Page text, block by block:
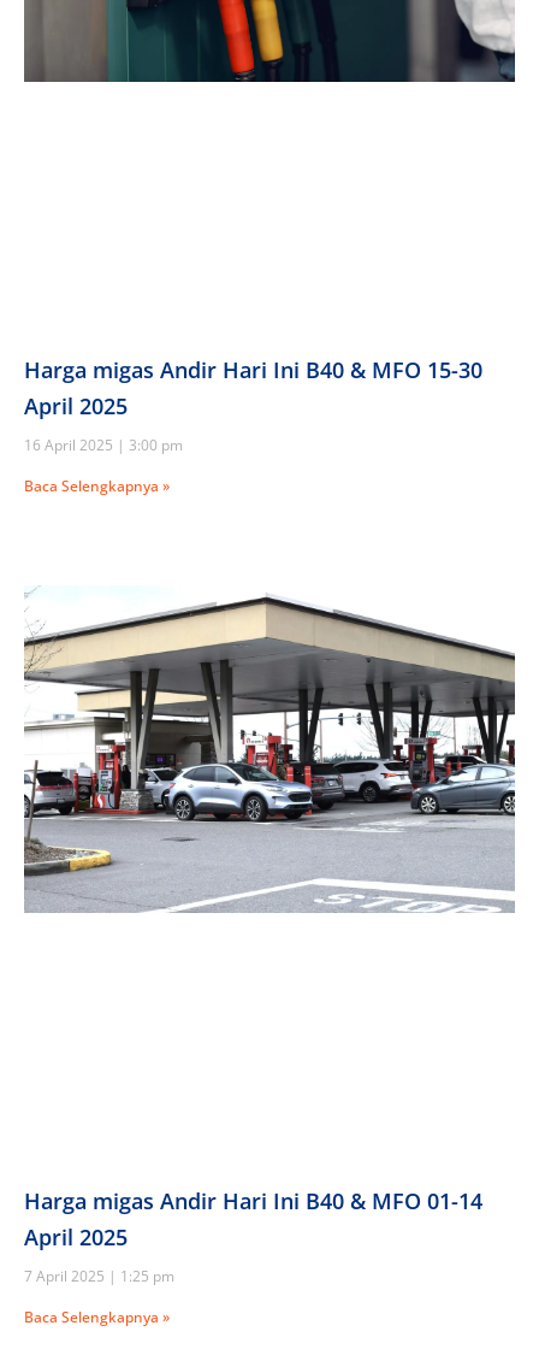
Harga migas Andir Hari Ini B40 & MFO 15-30
April 2025
16 April 2025
3:00 pm
Baca Selengkapnya »
Harga migas Andir Hari Ini B40 & MFO 01-14
April 2025
7 April 2025
1:25 pm
Baca Selengkapnya »